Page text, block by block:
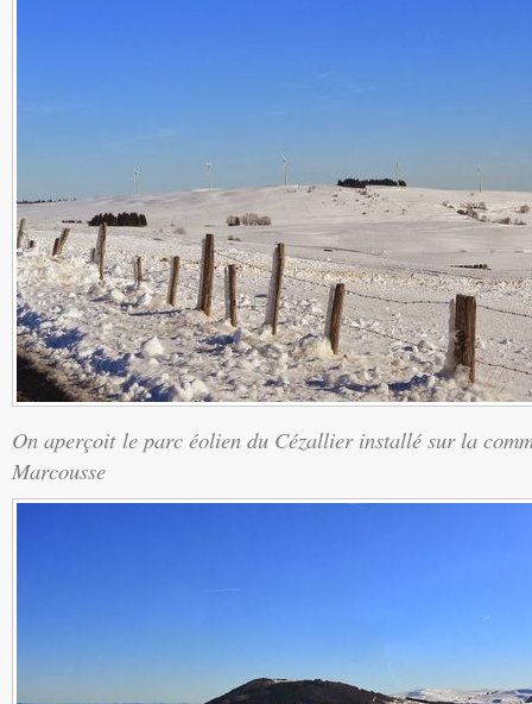
On aperçoit le parc éolien du Cézallier installé sur la
Marcousse